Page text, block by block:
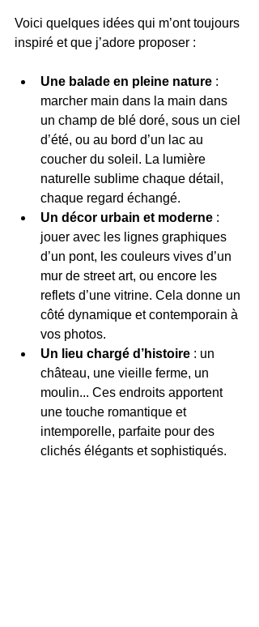
Voici quelques idées qui m’ont toujours
inspiré et que j’adore proposer :
Une balade en pleine nature :
marcher main dans la main dans
un champ de blé doré, sous un ciel
d’été, ou au bord d’un lac au
coucher du soleil. La lumière
naturelle sublime chaque détail,
chaque regard échangé.
Un décor urbain et moderne :
jouer avec les lignes graphiques
d’un pont, les couleurs vives d’un
mur de street art, ou encore les
reflets d’une vitrine. Cela donne un
côté dynamique et contemporain à
vos photos.
Un lieu chargé d’histoire : un
château, une vieille ferme, un
moulin... Ces endroits apportent
une touche romantique et
intemporelle, parfaite pour des
clichés élégants et sophistiqués.